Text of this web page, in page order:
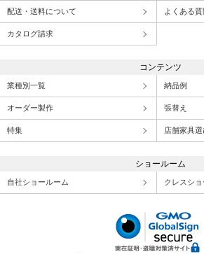
配送・送料について よくある質
カタログ請求
コンテンツ
業種別一覧 納品例
オーダー製作 張替え
特集 店舗家具
ショールーム
自社ショールーム クレスシ